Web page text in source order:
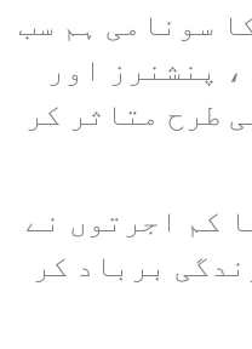
سونامی ہم سب
پنشنرز اور
طرح متاثر کر
کم اجرتوں نے
برباد کر